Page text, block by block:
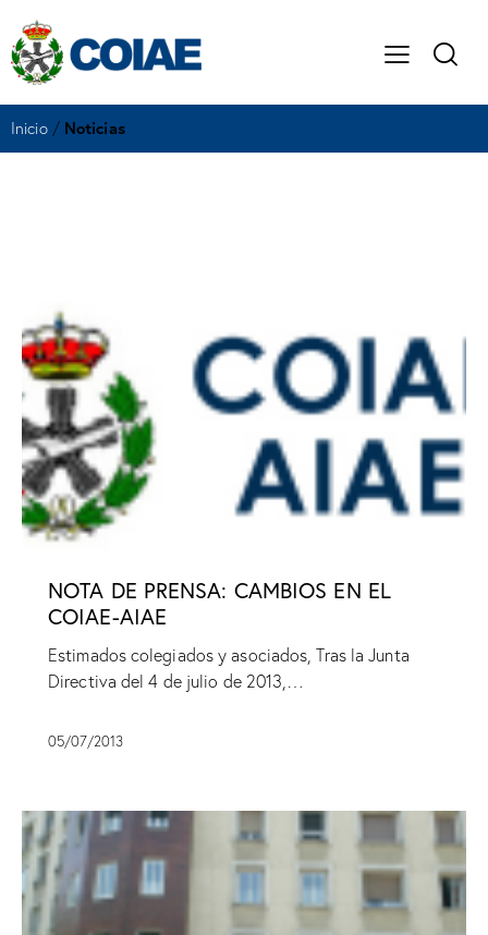
Inicio/ Noticias
NOTA DE PRENSA: CAMBIOS EN EL
COIAE-AIAE
Estimados colegiados y asociados, Tras la Junta
Directiva del 4 de julio de 2013,…
05/07/2013